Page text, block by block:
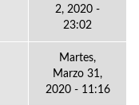
2, 2020 -
23:02
Martes,
Marzo 31,
2020 - 11:16